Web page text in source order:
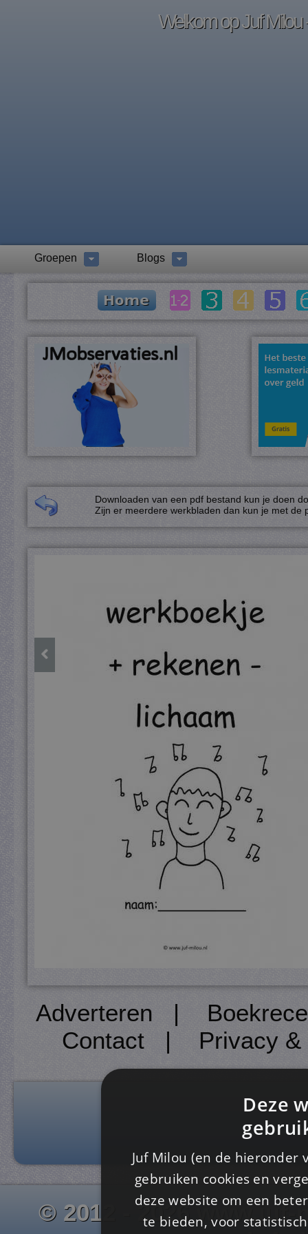
Welkom op Juf Milou
Groepen Blogs
Downloaden van een pdf bestand kun je doen
Zijn er meerdere werkbladen dan kun je met de
Adverteren |
Contact| Privacy
© 2012 - 2026
Deze
Juf Milou (en de
gebruiken cookies en
deze website om een
te bieden, voor